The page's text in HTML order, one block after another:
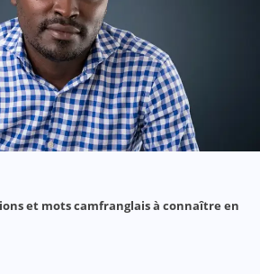
et mots camfranglais à connaître en